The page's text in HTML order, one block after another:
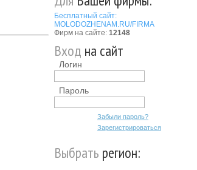
Бесплатный сайт:
MOLODOZHENAM.RU/FIRMA
Фирм на сайте: 12148
Вход на сайт
Логин
Пароль
Забыли пароль?
Зарегистрироваться
Выбрать регион: